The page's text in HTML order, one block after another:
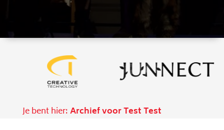
Je bent hier:Archief voor Test Test